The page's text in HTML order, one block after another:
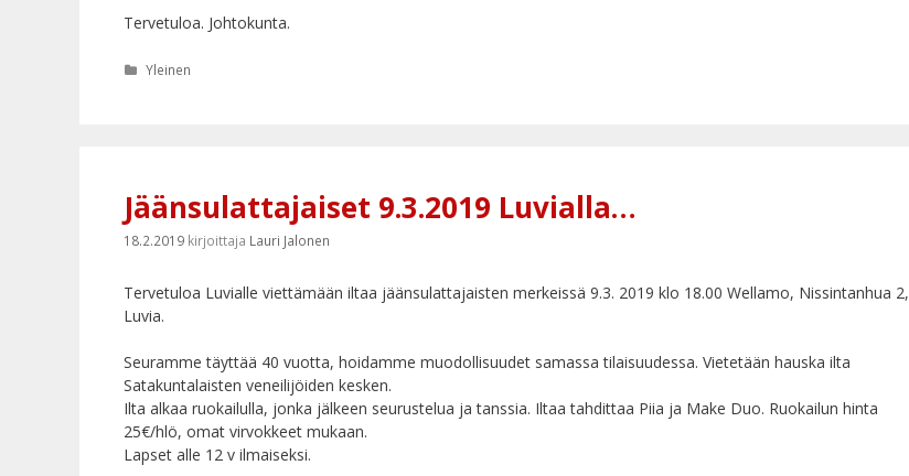
Tervetuloa. Johtokunta.
Kategoriat
Yleinen
Jäänsulattajaiset 9.3.2019 Luvialla…
18.2.2019 kirjoittaja Lauri Jalonen
Tervetuloa Luvialle viettämään iltaa jäänsulattajaisten merkeissä 9.3. 2019 klo 18.00 Wellamo, Nissintanhua 2,
Luvia.
Seuramme täyttää 40 vuotta, hoidamme muodollisuudet samassa tilaisuudessa. Vietetään hauska ilta
Satakuntalaisten veneilijöiden kesken.
Ilta alkaa ruokailulla, jonka jälkeen seurustelua ja tanssia. Iltaa tahdittaa Piia ja Make Duo. Ruokailun hinta
25€/hlö, omat virvokkeet mukaan.
Lapset alle 12 v ilmaiseksi.